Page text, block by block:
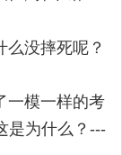
没摔死呢？
一模一样的考
是为什么？---